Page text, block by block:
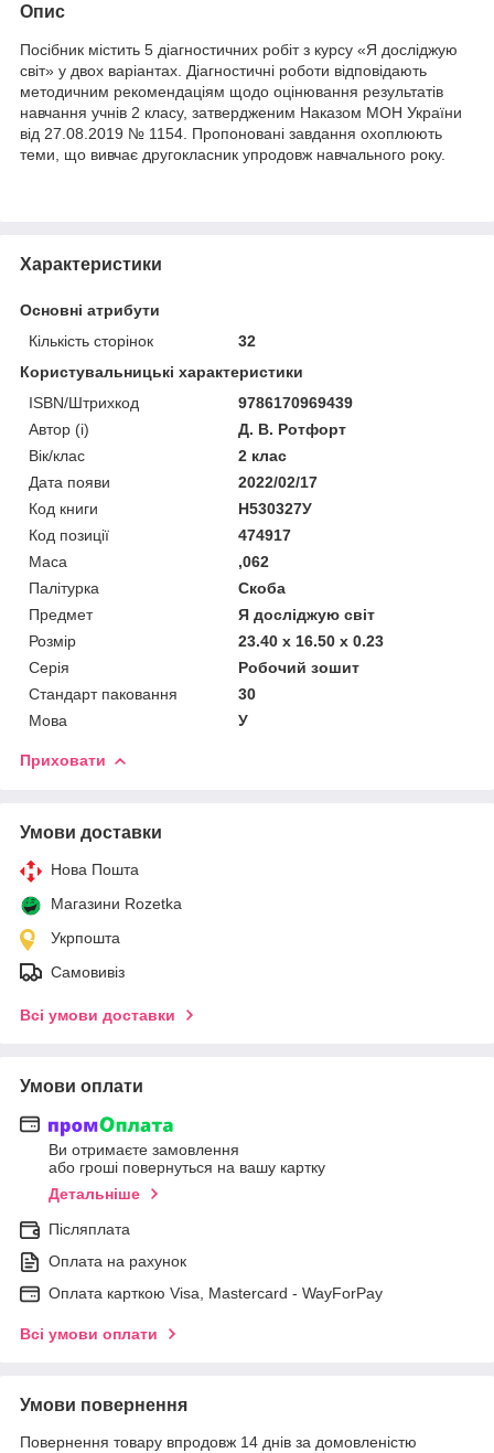
Опис
Посібник містить 5 діагностичних робіт з курсу «Я досліджую
світ» у двох варіантах. Діагностичні роботи відповідають
методичним рекомендаціям щодо оцінювання результатів
навчання учнів 2 класу, затвердженим Наказом МОН України
від 27.08.2019 № 1154. Пропоновані завдання охоплюють
теми, що вивчає другокласник упродовж навчального року.
Характеристики
Основні атрибути
Кількість сторінок
32
Користувальницькі характеристики
ISBN/Штрихкод
9786170969439
Автор (і)
Д. В. Ротфорт
Вік/клас
2 клас
Дата появи
2022/02/17
Код книги
Н530327У
Код позиції
474917
Маса
,062
Палітурка
Скоба
Предмет
Я досліджую світ
Розмір
23.40 x 16.50 x 0.23
Серія
Робочий зошит
Стандарт паковання
30
Мова
У
Приховати
Умови доставки
Нова Пошта
Магазини Rozetka
Укрпошта
Самовивіз
Всі умови доставки
Умови оплати
Ви отримаєте замовлення
або гроші повернуться на вашу картку
Детальніше
Післяплата
Оплата на рахунок
Оплата карткою Visa, Mastercard - WayForPay
Всі умови оплати
Умови повернення
Повернення товару впродовж 14 днів за домовленістю